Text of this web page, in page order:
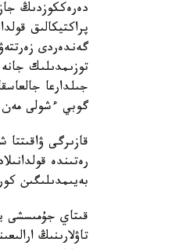
دەرەككوزدىڭ
پراكتيكالىق
گەندەردى
توزىمدىلىك جانە
جىلدارعا
گوبي ءشولى مەن
قازىرگى
رەتىندە
بەيىمدىلىگىن
قىتاي جۇمىسشى
تاۋلارىنىڭ